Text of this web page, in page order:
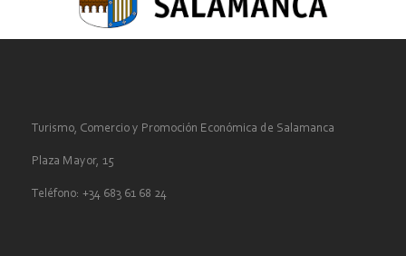
Turismo, Comercio y Promoción Económica de Salamanca
Plaza Mayor, 15
Teléfono: +34 683 61 68 24